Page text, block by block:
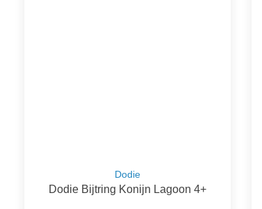
Dodie
Dodie Bijtring Konijn Lagoon 4+